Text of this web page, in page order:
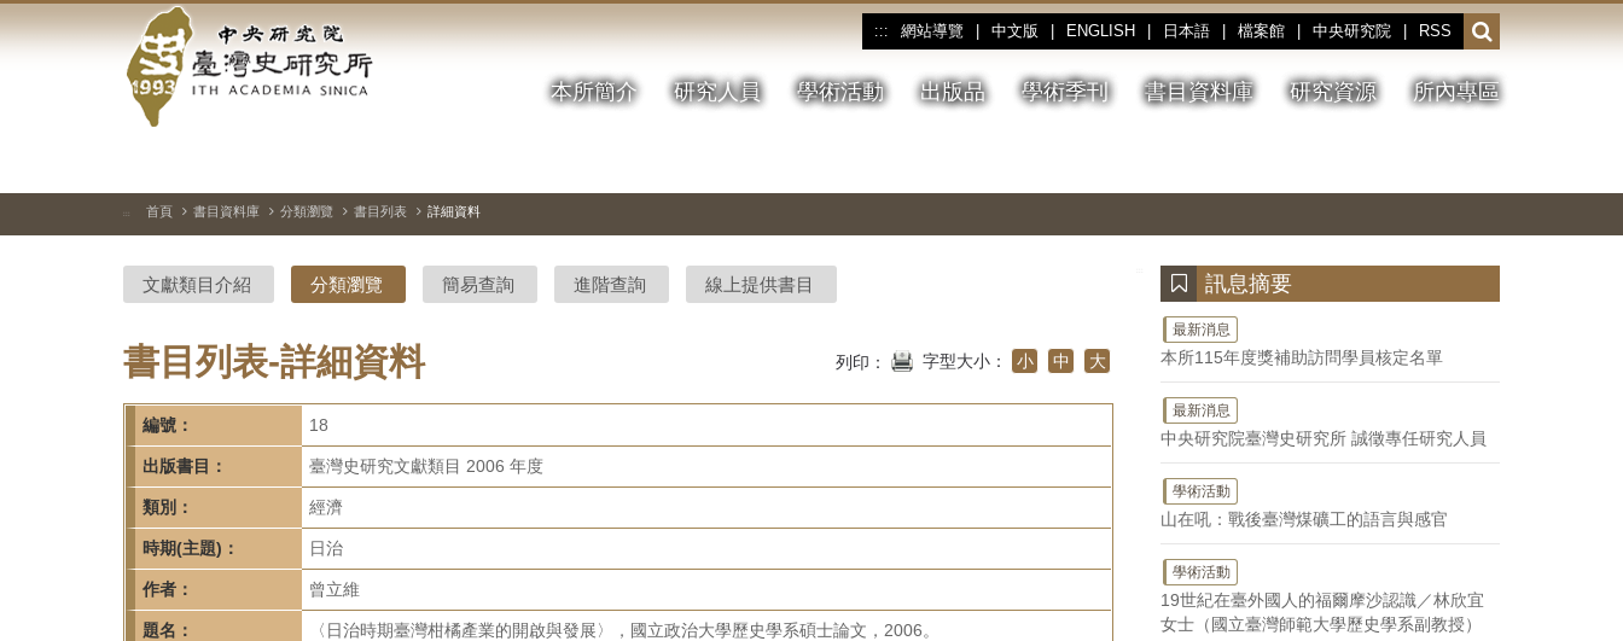
到
中
央
研
院-
臺
灣
史
研
究
所-
首
頁
::: 網站導覽 中文版 ENGLISH 日本語 檔案館 中央研究院 RSS
開
啟
或
收
本所簡介 研究人員 學術活動 出版品 學術季刊 書目資料庫 研究資源 所內專區
停、
圖
圖
結
::: 首頁 書目資料庫 分類瀏覽 書目列表 詳細資料
文獻類目介紹 分類瀏覽 簡易查詢 進階查詢 線上提供書目
書目列表-詳細資料 列印： 字型大小： 小 中 大
編號： 18
出版書目： 臺灣史研究文獻類目 2006 年度
類別： 經濟
時期(主題)： 日治
作者： 曾立維
題名： 〈日治時期臺灣柑橘產業的開啟與發展〉，國立政治大學歷史學系碩士論文，2006。
訊息摘要
最新消息
本所115年度獎補助訪問學員核定名單
最新消息
中央研究院臺灣史研究所 誠徵專任研究人員
學術活動
山在吼：戰後臺灣煤礦工的語言與感官
學術活動
19世紀在臺外國人的福爾摩沙認識／林欣宜
女士（國立臺灣師範大學歷史學系副教授）